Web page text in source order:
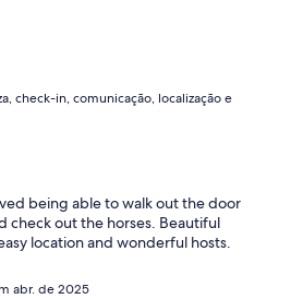
check-in, comunicação, localização e
being able to walk out the door
check out the horses. Beautiful
location and wonderful hosts.
abr. de 2025